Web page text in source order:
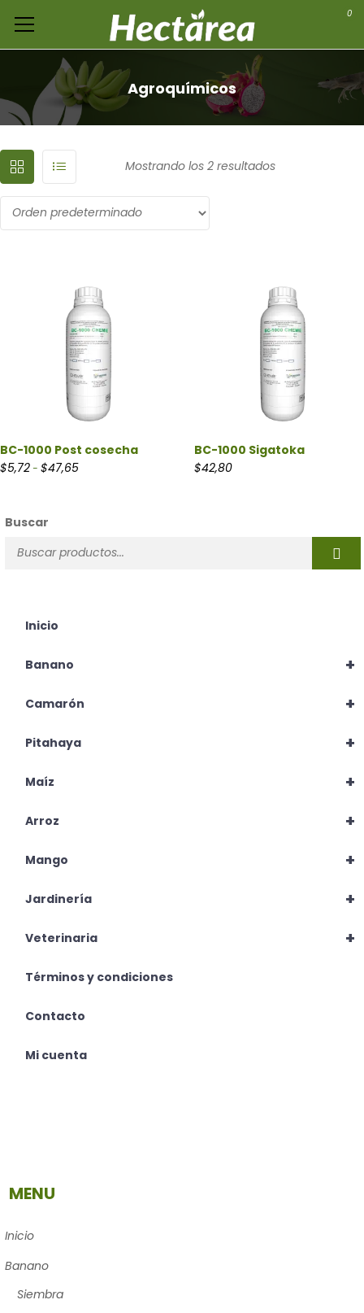
0
Agroquímicos
Mostrando los 2 resultados
BC-1000 Post cosecha
$5,72- $47,65Rango de precios: desde $5,72 hasta $47,65
BC-1000 Sigatoka
$42,80
Buscar
Inicio
+
Banano
+
Camarón
+
Pitahaya
+
Maíz
+
Arroz
+
Mango
+
Jardinería
+
Veterinaria
Términos y condiciones
Contacto
Mi cuenta
MENU
Inicio
Banano
Siembra